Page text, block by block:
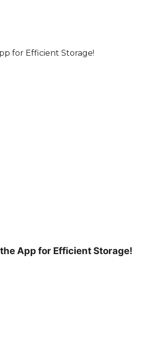
for Efficient Storage!
App for Efficient Storage!